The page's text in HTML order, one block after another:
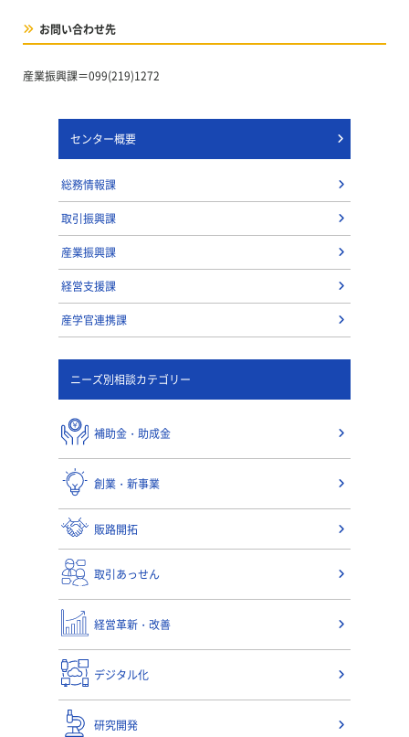
お問い合わせ先
産業振興課＝099(219)1272
センター概要
総務情報課
取引振興課
産業振興課
経営支援課
産学官連携課
ニーズ別相談カテゴリー
補助金・助成金
創業・新事業
販路開拓
取引あっせん
経営革新・改善
デジタル化
研究開発